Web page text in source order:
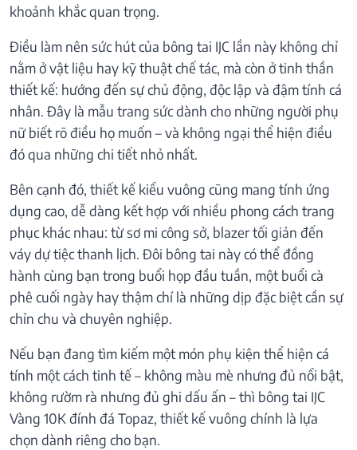
khoảnh khắc quan trọng.
Điều làm nên sức hút của bông tai IJC lần này không chỉ
nằm ở vật liệu hay kỹ thuật chế tác, mà còn ở tinh thần
thiết kế: hướng đến sự chủ động, độc lập và đậm tính cá
nhân. Đây là mẫu trang sức dành cho những người phụ
nữ biết rõ điều họ muốn – và không ngại thể hiện điều
đó qua những chi tiết nhỏ nhất.
Bên cạnh đó, thiết kế kiểu vuông cũng mang tính ứng
dụng cao, dễ dàng kết hợp với nhiều phong cách trang
phục khác nhau: từ sơ mi công sở, blazer tối giản đến
váy dự tiệc thanh lịch. Đôi bông tai này có thể đồng
hành cùng bạn trong buổi họp đầu tuần, một buổi cà
phê cuối ngày hay thậm chí là những dịp đặc biệt cần sự
chỉn chu và chuyên nghiệp.
Nếu bạn đang tìm kiếm một món phụ kiện thể hiện cá
tính một cách tinh tế – không màu mè nhưng đủ nổi bật,
không rườm rà nhưng đủ ghi dấu ấn – thì bông tai IJC
Vàng 10K đính đá Topaz, thiết kế vuông chính là lựa
chọn dành riêng cho bạn.